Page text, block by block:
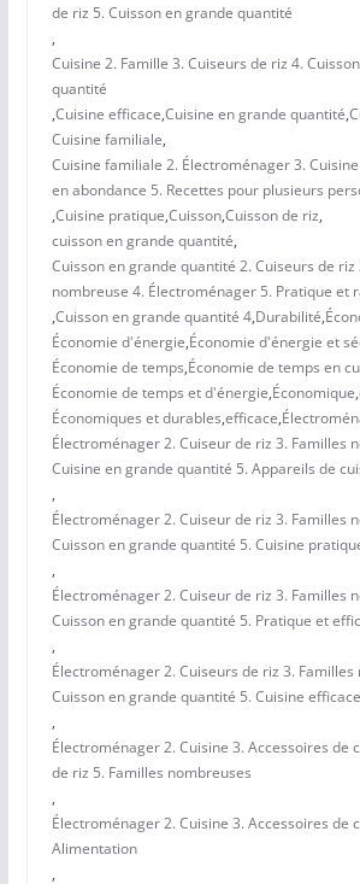
de riz 5. Cuisson en grande quantité
,
Cuisine 2. Famille 3. Cuiseurs de riz 4.
quantité
,Cuisine efficace,Cuisine en grande quantité,
Cuisine familiale,
Cuisine familiale 2. Électroménager 3.
en abondance 5. Recettes pour plusieurs
,Cuisine pratique,Cuisson,Cuisson de riz,
cuisson en grande quantité,
Cuisson en grande quantité 2. Cuiseurs de riz
nombreuse 4. Électroménager 5. Pratique et
,Cuisson en grande quantité 4,Durabilité,
Économie d'énergie,Économie d'énergie et
Économie de temps,Économie de temps en
Économie de temps et d'énergie,Économique,
Économiques et durables,efficace,
Électroménager 2. Cuiseur de riz 3. Familles
Cuisine en grande quantité 5. Appareils de
,
Électroménager 2. Cuiseur de riz 3. Familles
Cuisson en grande quantité 5. Cuisine
,
Électroménager 2. Cuiseur de riz 3. Familles
Cuisson en grande quantité 5. Pratique et
,
Électroménager 2. Cuiseurs de riz 3. Familles
Cuisson en grande quantité 5. Cuisine efficace
,
Électroménager 2. Cuisine 3. Accessoires de
de riz 5. Familles nombreuses
,
Électroménager 2. Cuisine 3. Accessoires de
Alimentation
,